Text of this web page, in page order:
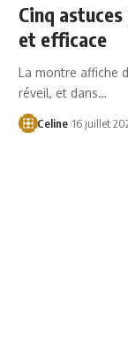
Cinq
et efficace
La montre affiche
réveil, et dans…
Celine 16 juillet